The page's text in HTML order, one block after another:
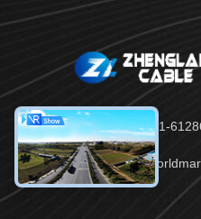
tel：86-371-
E-mail：